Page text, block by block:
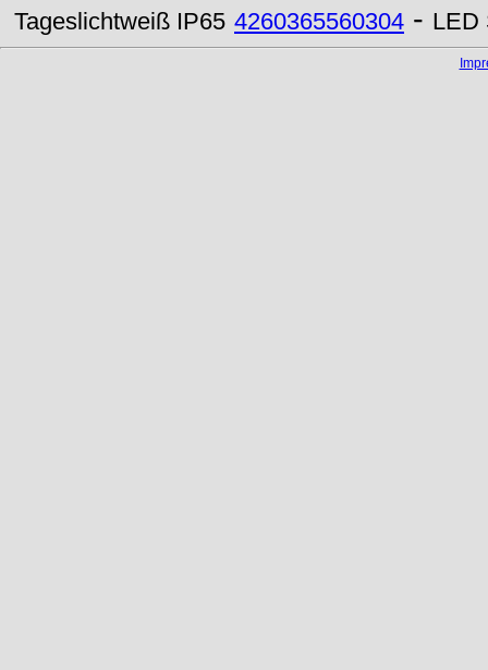
Tageslichtweiß IP65 4260365560304 - LED